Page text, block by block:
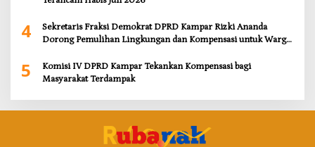
4
Sekretaris Fraksi Demokrat DPRD Kampar Rizki Ananda
Dorong Pemulihan Lingkungan dan Kompensasi untuk Warga
5
Komisi IV DPRD Kampar Tekankan Kompensasi bagi
Masyarakat Terdampak